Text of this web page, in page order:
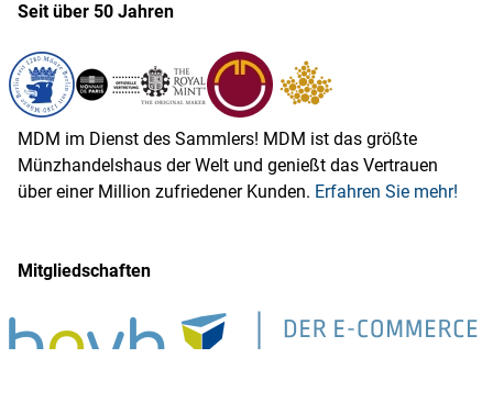
Seit über 50 Jahren
MDM im Dienst des Sammlers! MDM ist das größte
Münzhandelshaus der Welt und genießt das Vertrauen
über einer Million zufriedener Kunden. Erfahren Sie mehr!
Mitgliedschaften